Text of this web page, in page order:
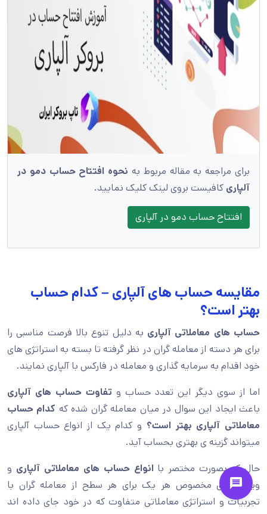
برای مراجعه به مقاله مربوط به نحوه افتتاح حساب دمو در
آلپاری کافیست بروی لینک کلیک نمایید.
افتتاح حساب دمو در آلپاری
مقایسه حساب های آلپاری – کدام حساب
بهتر است؟
حساب های معاملاتی آلپاری به دلیل تنوع بالا فرصت مناسبی را
برای هر دسته از معامله گران در نظر گرفته تا بسته به استراتژی های
خود اقدام به سرمایه گذاری و معامله در فارکس با آلپاری نمایند.
اما از سوی دیگر این تعدد حساب و تفاوت حساب های آلپاری
باعث ایجاد این سوال در میان معامله گران شده که کدام حساب
معاملاتی آلپاری بهتر است؟ و کدام یک از انواع حساب آلپاری
میتواند گزینه ی بهتری بحساب آید.
حال که بصورت مختصر با انواع حساب های معاملاتی آلپاری و
ویژگی های مخصوص هر یک برای هر سطح از معامله گران با
تجربیات و استراتژی معاملاتی متفاوت که در خود جای داده اند